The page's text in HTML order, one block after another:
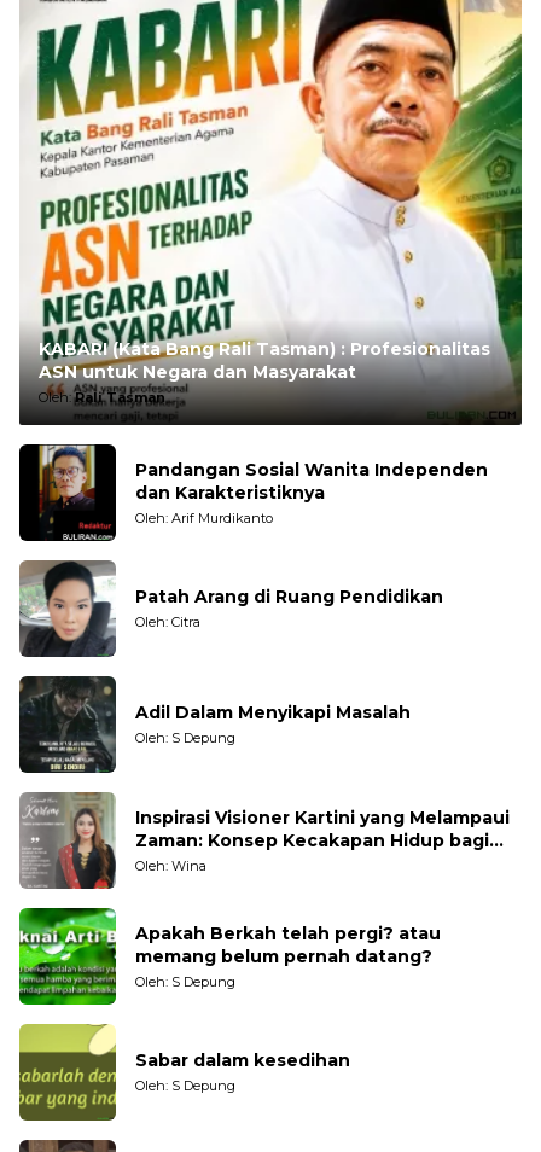
KABARI (Kata Bang Rali Tasman) : Profesionalitas
ASN untuk Negara dan Masyarakat
Oleh:Rali Tasman
Pandangan Sosial Wanita Independen
dan Karakteristiknya
Oleh: Arif Murdikanto
Patah Arang di Ruang Pendidikan
Oleh: Citra
Adil Dalam Menyikapi Masalah
Oleh: S Depung
Inspirasi Visioner Kartini yang Melampaui
Zaman: Konsep Kecakapan Hidup bagi
Generasi Muda
Oleh: Wina
Apakah Berkah telah pergi? atau
memang belum pernah datang?
Oleh: S Depung
Sabar dalam kesedihan
Oleh: S Depung